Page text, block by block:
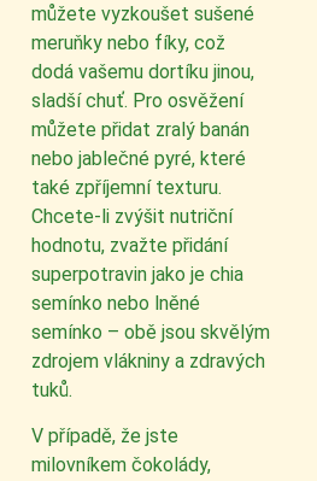
můžete vyzkoušet sušené
meruňky nebo fíky, což
dodá vašemu dortíku jinou,
sladší chuť. Pro osvěžení
můžete přidat zralý banán
nebo jablečné pyré, které
také zpříjemní texturu.
Chcete-li zvýšit nutriční
hodnotu, zvažte přidání
superpotravin jako je chia
semínko nebo lněné
semínko – obě jsou skvělým
zdrojem vlákniny a zdravých
tuků.
V případě, že jste
milovníkem čokolády,